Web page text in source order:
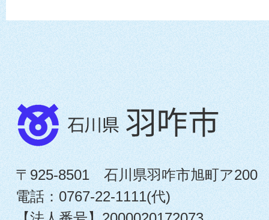
〒925-8501 石川県羽咋市旭町ア200
電話：0767-22-1111(代)